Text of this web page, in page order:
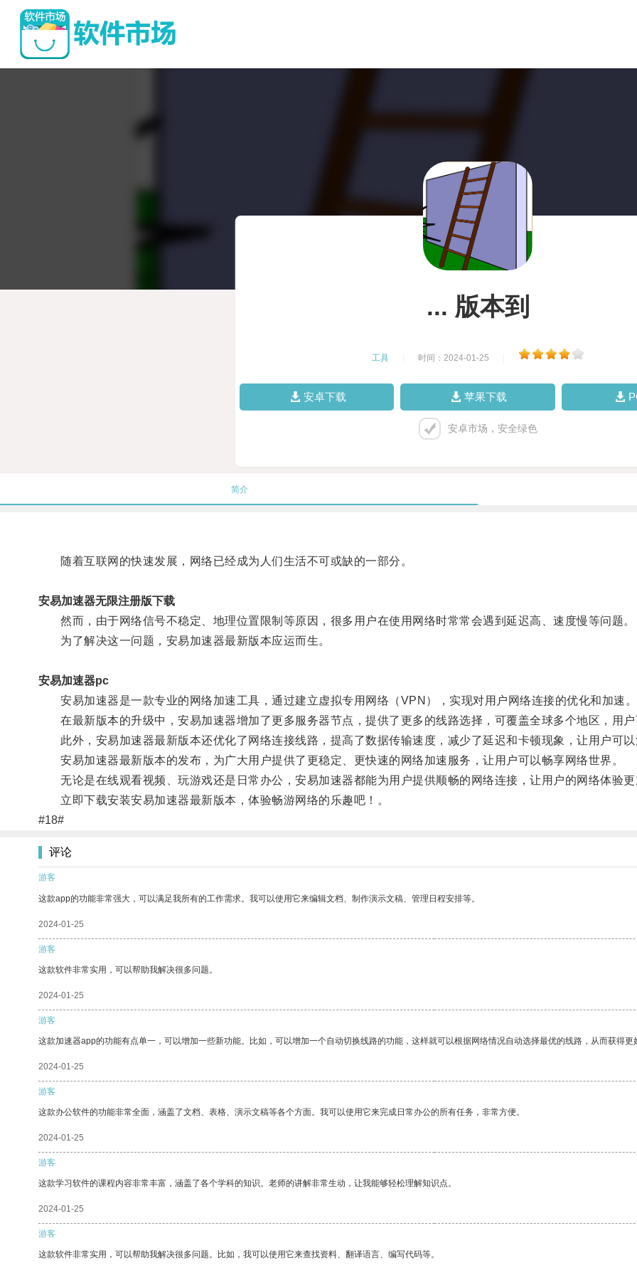
... 版本到
工具 时间：2024-01-25
安卓下载 苹果下载
安卓市场，安全绿色
简介
随着互联网的快速发展，网络已经成为人们生活不可或缺的一部分。
安易加速器无限注册版下载
然而，由于网络信号不稳定、地理位置限制等原因，很多用户在使用网络时常常会遇到延迟高、速度慢等问题。
为了解决这一问题，安易加速器最新版本应运而生。
安易加速器pc
安易加速器是一款专业的网络加速工具，通过建立虚拟专用网络（VPN），实现对用户网络连接的优化和加速。
在最新版本的升级中，安易加速器增加了更多服务器节点，提供了更多的线路选择，可覆盖全球多个地区，用户
此外，安易加速器最新版本还优化了网络连接线路，提高了数据传输速度，减少了延迟和卡顿现象，让用户可以
安易加速器最新版本的发布，为广大用户提供了更稳定、更快速的网络加速服务，让用户可以畅享网络世界。
无论是在线观看视频、玩游戏还是日常办公，安易加速器都能为用户提供顺畅的网络连接，让用户的网络体验更
立即下载安装安易加速器最新版本，体验畅游网络的乐趣吧！。
#18#
评论
游客
这款app的功能非常强大，可以满足我所有的工作需求。我可以使用它来编辑文档、制作演示文稿、管理日程安排等。
2024-01-25
游客
这款软件非常实用，可以帮助我解决很多问题。
2024-01-25
游客
这款加速器app的功能有点单一，可以增加一些新功能。比如，可以增加一个自动切换线路的功能，这样就可以根据网络情况自动选择最优的线路，从而获得更
2024-01-25
游客
这款办公软件的功能非常全面，涵盖了文档、表格、演示文稿等各个方面。我可以使用它来完成日常办公的所有任务，非常方便。
2024-01-25
游客
这款学习软件的课程内容非常丰富，涵盖了各个学科的知识。老师的讲解非常生动，让我能够轻松理解知识点。
2024-01-25
游客
这款软件非常实用，可以帮助我解决很多问题。比如，我可以使用它来查找资料、翻译语言、编写代码等。